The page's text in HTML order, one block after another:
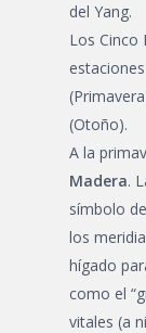
del Yang.
Los Cinco
(Otoño).
A la
Madera.
símbolo
los
hígado
como el
vitales (a